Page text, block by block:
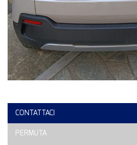
CONTATTACI
PERMUTA